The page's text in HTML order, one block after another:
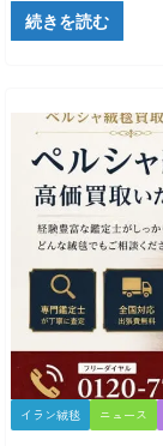
続きを読む
イラン絨毯 ニュース